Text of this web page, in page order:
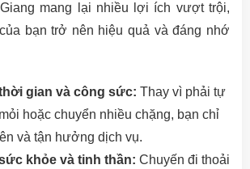
mang lại nhiều lợi ích vượt trội,
bạn trở nên hiệu quả và đáng nhớ
gian và công sức: Thay vì phải tự
hoặc chuyển nhiều chặng, bạn chỉ
và tận hưởng dịch vụ.
khỏe và tinh thần: Chuyến đi thoải